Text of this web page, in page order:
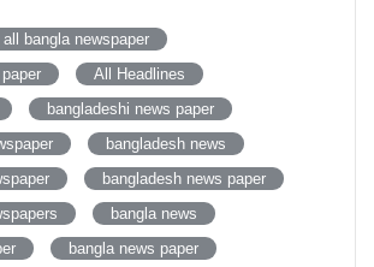
all bangla newspaper
All Headlines
bangladeshi news paper
bangladesh news
bangladesh news paper
bangla news
bangla news paper